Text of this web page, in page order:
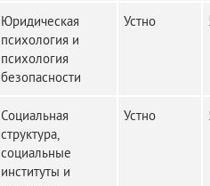
Юридическая
психология и
психология
безопасности
Устно
Социальная
структура,
социальные
институты и
Устно